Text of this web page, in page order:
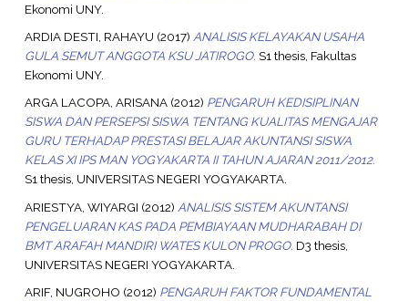
Ekonomi UNY.
ARDIA DESTI, RAHAYU (2017) ANALISIS KELAYAKAN USAHA
GULA SEMUT ANGGOTA KSU JATIROGO. S1 thesis, Fakultas
Ekonomi UNY.
ARGA LACOPA, ARISANA(2012) PENGARUH KEDISIPLINAN
SISWA DAN PERSEPSI SISWA TENTANG KUALITAS MENGAJAR
GURU TERHADAP PRESTASI BELAJAR AKUNTANSI SISWA
KELAS XI IPS MAN YOGYAKARTA II TAHUN AJARAN 2011/2012.
S1 thesis, UNIVERSITAS NEGERI YOGYAKARTA.
ARIESTYA, WIYARGI (2012) ANALISIS SISTEM AKUNTANSI
PENGELUARAN KAS PADA PEMBIAYAAN MUDHARABAH DI
BMT ARAFAH MANDIRI WATES KULON PROGO. D3 thesis,
UNIVERSITAS NEGERI YOGYAKARTA.
ARIF, NUGROHO (2012) PENGARUH FAKTOR FUNDAMENTAL